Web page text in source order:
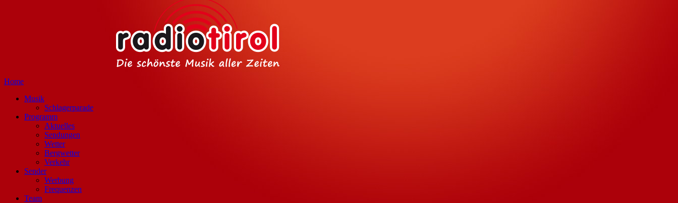
Home
Musik
Schlagerparade
Programm
Aktuelles
Sendungen
Wetter
Bergwetter
Verkehr
Sender
Werbung
Frequenzen
Team